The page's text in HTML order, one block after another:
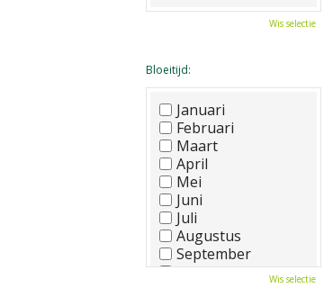
Wis selectie
Bloeitijd:
Januari
Februari
Maart
April
Mei
Juni
Juli
Augustus
September
Oktober
Wis selectie